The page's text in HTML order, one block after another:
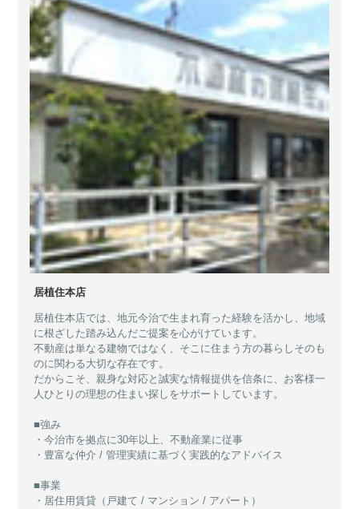
居植住本店
居植住本店では、地元今治で生まれ育った経験を活かし、地域
に根ざした踏み込んだご提案を心がけています。
不動産は単なる建物ではなく、そこに住まう方の暮らしそのも
のに関わる大切な存在です。
だからこそ、親身な対応と誠実な情報提供を信条に、お客様一
人ひとりの理想の住まい探しをサポートしています。
■強み
・今治市を拠点に30年以上、不動産業に従事
・豊富な仲介 / 管理実績に基づく実践的なアドバイス
■事業
・居住用賃貸（戸建て / マンション / アパート）